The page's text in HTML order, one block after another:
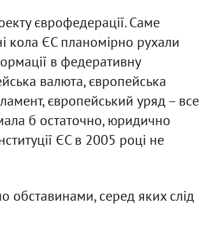
єврофедерації. Саме
кола ЄС планомірно рухали
в федеративну
валюта, європейська
європейський уряд – все
б остаточно, юридично
ЄС в 2005 році не
обставинами, серед яких слід